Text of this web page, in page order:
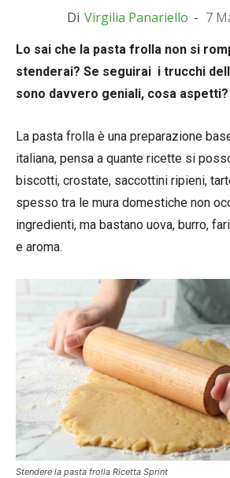
Di Virgilia Panariello - 7
Lo sai che la pasta frolla non si
stenderai? Se seguirai i trucchi
sono davvero geniali, cosa aspetti?
La pasta frolla è una preparazione
italiana, pensa a quante ricette si
biscotti, crostate, saccottini ripieni,
spesso tra le mura domestiche non
ingredienti, ma bastano uova, burro,
e aroma.
Stendere la pasta frolla Ricetta Sprint